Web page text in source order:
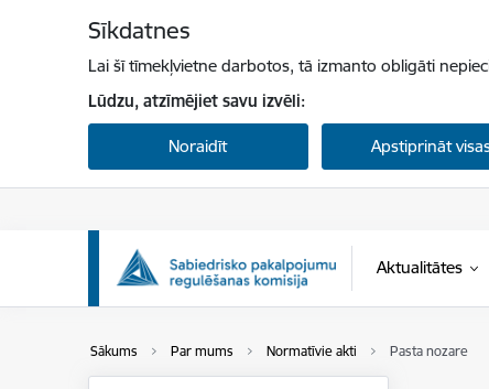
Sīkdatnes
Lai šī tīmekļvietne darbotos, tā izmanto obligāti
Lūdzu, atzīmējiet savu izvēli:
Noraidīt Apstiprināt
Aktualitātes
Sākums Par mums Normatīvie akti Pasta nozare